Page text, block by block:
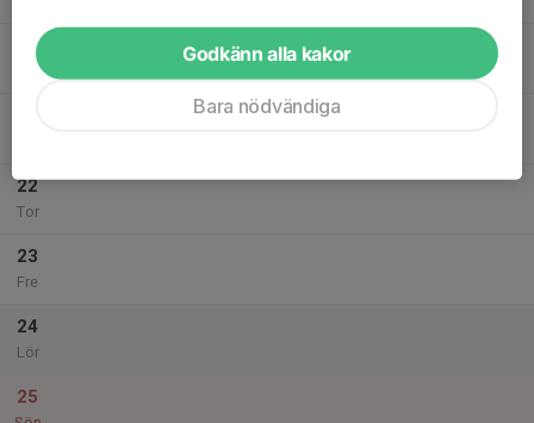
20
22
Tor
23
Fre
24
Lör
25
Godkänn alla kakor
Bara nödvändiga